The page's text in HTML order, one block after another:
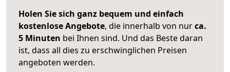
Holen Sie sich ganz bequem und einfach
kostenlose Angebote, die innerhalb von nurca.
5 Minuten bei Ihnen sind. Und das Beste daran
ist, dass all dies zu erschwinglichen Preisen
angeboten werden.